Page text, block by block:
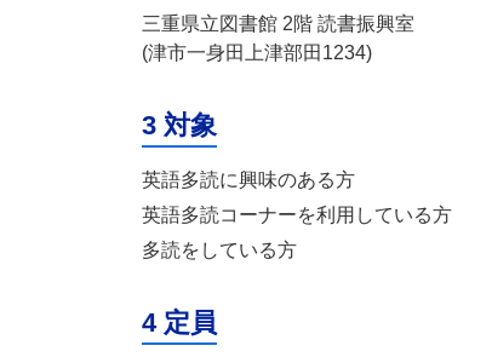
三重県立図書館 2階 読書振興室
(津市一身田上津部田1234)
3 対象
英語多読に興味のある方
英語多読コーナーを利用している方
多読をしている方
4 定員